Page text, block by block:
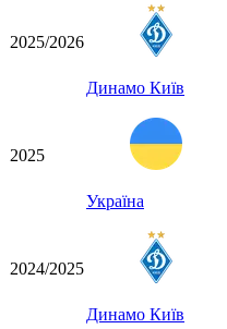
2025/2026
Динамо Київ
2025
Україна
2024/2025
Динамо Київ